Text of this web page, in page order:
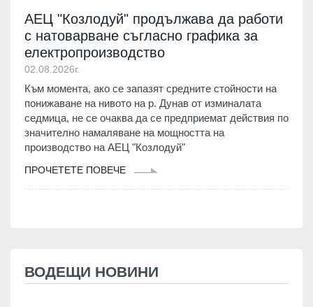
АЕЦ "Козлодуй" продължава да работи
с натоварване съгласно графика за
електропроизводство
02.08.2026г.
Към момента, ако се запазят средните стойности на
понижаване на нивото на р. Дунав от изминалата
седмица, не се очаква да се предприемат действия по
значително намаляване на мощността на
производство на АЕЦ "Козлодуй"
ПРОЧЕТЕТЕ ПОВЕЧЕ
ВОДЕЩИ НОВИНИ